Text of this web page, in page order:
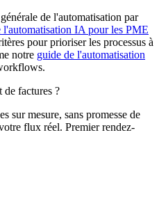
de l'automatisation par
l'automatisation IA pour les PME
pour prioriser les processus à
notre guide de l'automatisation
de factures ?
sur mesure, sans promesse de
flux réel. Premier rendez-